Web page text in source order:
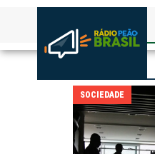
SOCIEDADE